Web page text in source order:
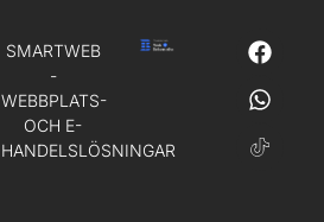
SMARTWEB
-
WEBBPLATS-
OCH E-
HANDELSLÖSNINGAR